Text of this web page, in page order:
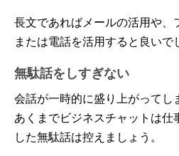
長文であればメールの活用や、
または電話を活用すると良いで
無駄話をしすぎない
会話が一時的に盛り上がってし
あくまでビジネスチャットは仕
した無駄話は控えましょう。